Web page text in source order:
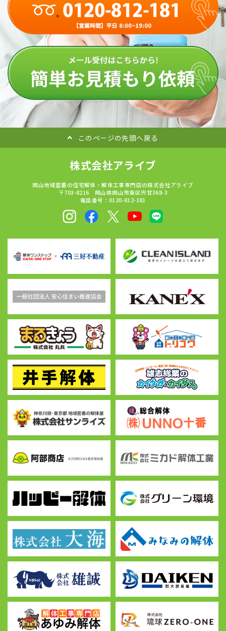
このページの先頭へ戻る
株式会社アライブ
岡山地域密着の住宅解体・解体工事専門店の株式会社アライブ
〒703-8216 岡山県岡山市東区宍甘368-3
電話番号：0120-812-181